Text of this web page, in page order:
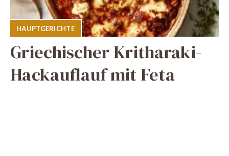
HAUPTGERICHTE
Griechischer Kritharaki-
Hackauflauf mit Feta